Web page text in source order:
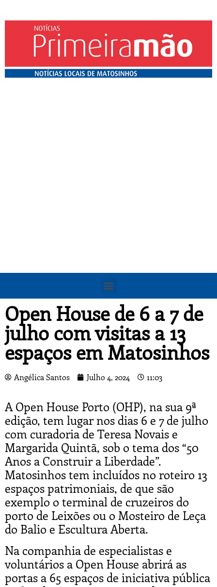
Open House de 6 a 7 de
julho com visitas a 13
espaços em Matosinhos
Angélica Santos Julho 4, 2024 11:03
A Open House Porto (OHP), na sua 9ª
edição, tem lugar nos dias 6 e 7 de julho
com curadoria de Teresa Novais e
Margarida Quintã, sob o tema dos “50
Anos a Construir a Liberdade”.
Matosinhos tem incluídos no roteiro 13
espaços patrimoniais, de que são
exemplo o terminal de cruzeiros do
porto de Leixões ou o Mosteiro de Leça
do Balio e Escultura Aberta.
Na companhia de especialistas e
voluntários a Open House abrirá as
portas a 65 espaços de iniciativa pública